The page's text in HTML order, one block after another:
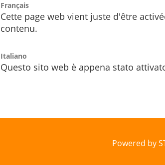
Français
Cette page web vient juste d'être
contenu.
Italiano
Questo sito web è appena stato
Powered by